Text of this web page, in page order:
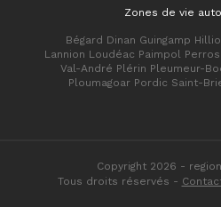
Zones de vie
Bégard Dinan Guingamp
Lannion Loudéac Paimpol
Val-André Plérin Pleumeur-
Ploumagoar Pordic Saint-
Copyright 2026 -
Tous droits réservés -